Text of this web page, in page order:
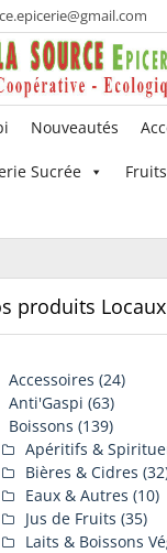
–
adhérents sont
à la maintenance
Nouveautés
Sucrée Fruits
produits Locaux
Accessoires (24)
Anti'Gaspi (63)
Boissons (139)
Apéritifs &
Bières & Cidres
Eaux & Autres (10)
Jus de Fruits (35)
Laits & Boissons